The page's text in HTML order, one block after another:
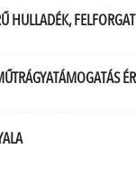
HULLADÉK,